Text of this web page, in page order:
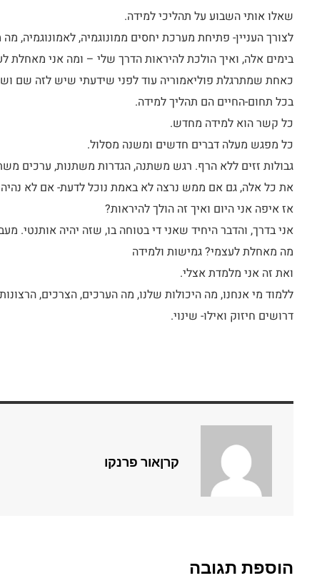
שאלו אותי השבוע על תהליכי למידה.
לצורך העניין- פתיחת מערכת יחסים ממונוגמיה,
בימים אלה, ואיך הולכת להיראות הדרך שלי – ומה אני מאחלת
כאחת שמתרגלת פוליאמוריה עוד לפני שידעתי שיש לזה שם
בכל תחום-החיים הם תהליך למידה.
כל קשר הוא למידה מחדש.
כל מפגש מעלה דברים חדשים ומשנה מסלול.
גבולות זזים ללא הרף. רגש משתנה, הגדרות משתנות, ערכים
את כל אלה, גם אם ממש נרצה לא באמת נוכל לדעת- אם לא נהיה
אז איפה אני היום ואיך זה הולך להיראות?
אני בדרך, והדבר היחיד שאני די בטוחה בו, שזה יהיה אותנטי.
מה מאחלת לעצמי? גמישות ולמידה
ואת זה אני מלמדת אצלי.
ללמוד מי אנחנו, מה היכולות שלנו, מה הערכים, הצרכים,
דרושים חיזוק ואילו- שינוי.
קרןאור פרנקו
הוספת תגובה